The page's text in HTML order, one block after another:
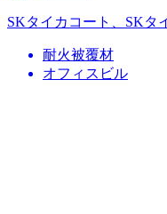
SKタイカコート、SKタ
耐火被覆材
オフィスビル